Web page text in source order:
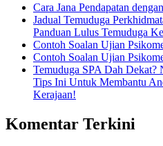
Cara Jana Pendapatan
Jadual Temuduga
Panduan Lulus Temuduga
Contoh Soalan Ujian
Contoh Soalan Ujian
Temuduga SPA Dah Dekat?
Tips Ini Untuk Membantu
Kerajaan!
Komentar Terkini